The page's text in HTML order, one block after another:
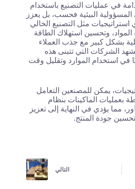
في عمليات التصنيع باستخدام
البيئية فحسب، بل يعزز
استراتيجيات مثل التصنيع الخالي
وتحسين استهلاك الطاقة
بشكل كبير مع جذب العملاء
تشهد الشركات التي تتبنى هذه
في استخدام الموارد وتقليل وقت
يمكن للمصنعين التعامل
بعمليات الماكينات بنظام
مما يؤدي في النهاية إلى تعزيز
جودة المنتج.
التالي